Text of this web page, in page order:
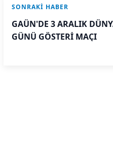
SONRAKI HABER
GAÜN'DE 3 ARALIK
GÜNÜ GÖSTERİ MAÇI